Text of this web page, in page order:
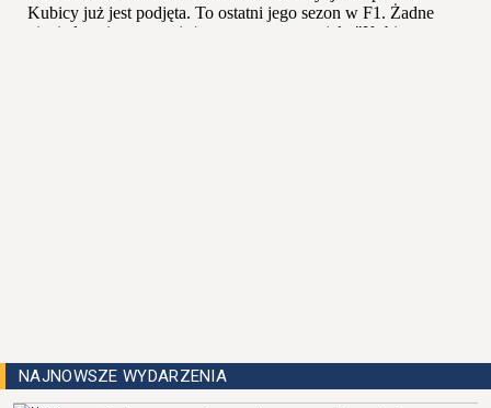
NAJNOWSZE WYDARZENIA